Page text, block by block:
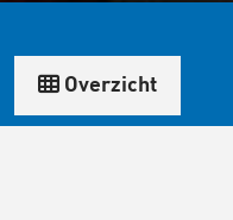
Overzicht